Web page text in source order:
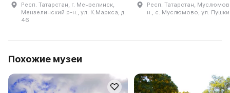
Респ. Татарстан, г. Мензелинск,
Мензелинский р-н., ул. К.Маркса, д.
46
Респ. Татарстан,
н., с. Муслюмово, ул.
Похожие музеи